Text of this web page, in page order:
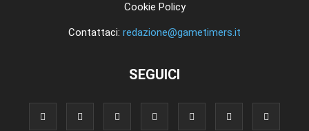
Cookie Policy
Contattaci: redazione@gametimers.it
SEGUICI